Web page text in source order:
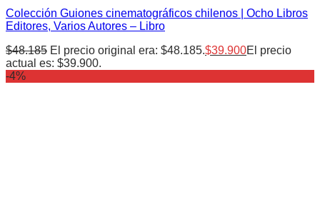
Colección Guiones cinematográficos chilenos | Ocho Libros
Editores, Varios Autores – Libro
$48.185 El precio original era: $48.185.$39.900El precio
actual es: $39.900.
-4%